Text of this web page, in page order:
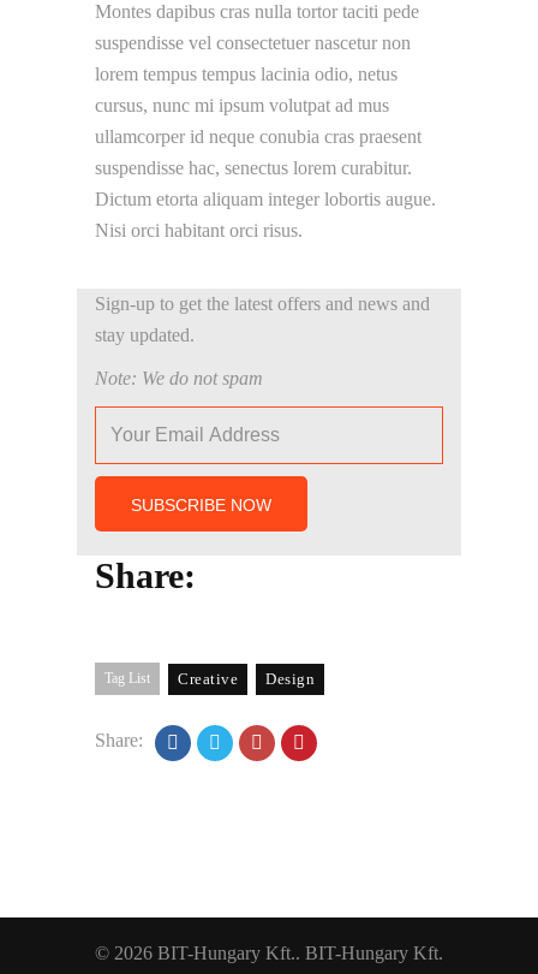
Montes dapibus cras nulla tortor taciti pede
suspendisse vel consectetuer nascetur non
lorem tempus tempus lacinia odio, netus
cursus, nunc mi ipsum volutpat ad mus
ullamcorper id neque conubia cras praesent
suspendisse hac, senectus lorem curabitur.
Dictum etorta aliquam integer lobortis augue.
Nisi orci habitant orci risus.
Sign-up to get the latest offers and news and
stay updated.
Note: We do not spam
Share:
Tag List Creative Design
Share:
© 2026 BIT-Hungary Kft.. BIT-Hungary Kft.